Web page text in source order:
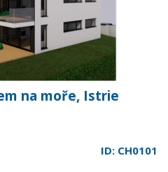
na moře, Istrie
ID: CH0101